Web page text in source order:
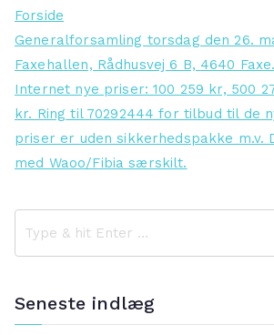
Forside
Generalforsamling torsdag den 26.
Faxehallen, Rådhusvej 6 B, 4640 Faxe.
Internet nye priser: 100 259 kr, 500
kr. Ring til 70292444 for tilbud til de
priser er uden sikkerhedspakke m.v.
med Waoo/Fibia særskilt.
Seneste indlæg